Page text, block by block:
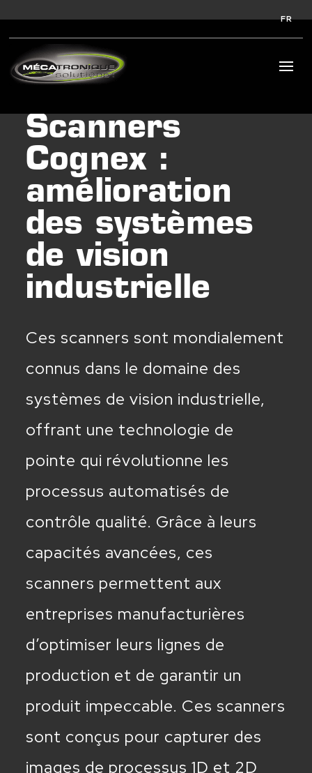
FR
Scanners
Cognex :
amélioration
des systèmes
de vision
industrielle
Ces scanners sont mondialement
connus dans le domaine des
systèmes de vision industrielle,
offrant une technologie de
pointe qui révolutionne les
processus automatisés de
contrôle qualité. Grâce à leurs
capacités avancées, ces
scanners permettent aux
entreprises manufacturières
d’optimiser leurs lignes de
production et de garantir un
produit impeccable. Ces scanners
sont conçus pour capturer des
images de processus 1D et 2D